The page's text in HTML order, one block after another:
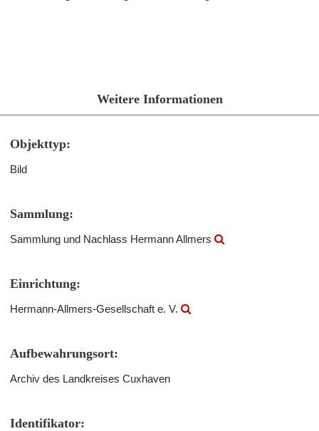
Weitere Informationen
Objekttyp:
Bild
Sammlung:
Sammlung und Nachlass Hermann Allmers
Einrichtung:
Hermann-Allmers-Gesellschaft e. V.
Aufbewahrungsort:
Archiv des Landkreises Cuxhaven
Identifikator: